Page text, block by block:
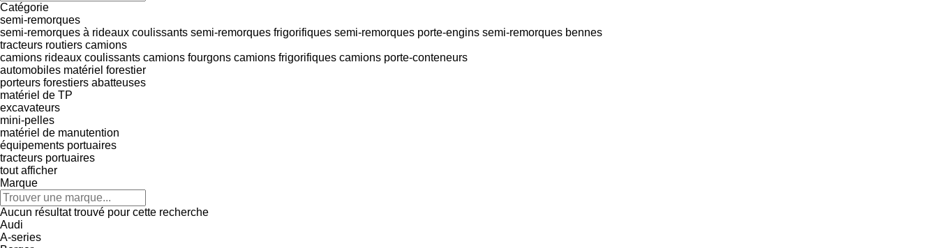
Catégorie
semi-remorques
semi-remorques à rideaux coulissants semi-remorques frigorifiques semi-remorques porte-engins semi-remorques bennes
tracteurs routiers camions
camions rideaux coulissants camions fourgons camions frigorifiques camions porte-conteneurs
automobiles matériel forestier
porteurs forestiers abatteuses
matériel de TP
excavateurs
mini-pelles
matériel de manutention
équipements portuaires
tracteurs portuaires
tout afficher
Marque
Aucun résultat trouvé pour cette recherche
Audi
A-series